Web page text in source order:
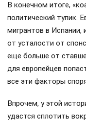
В конечном итоге,
политический тупик.
мигрантов в Испании,
от усталости от
еще больше от
для европейцев
все эти факторы
Впрочем, у этой
удастся сплотить